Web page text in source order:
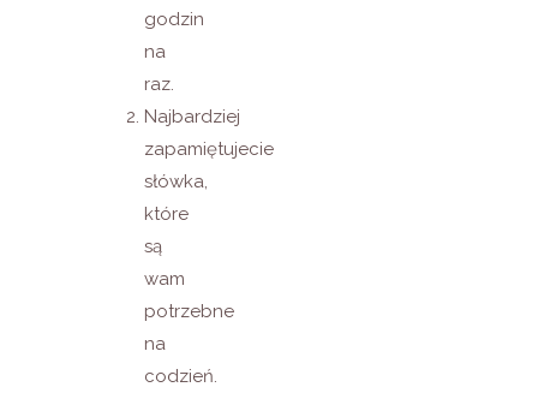
godzin
na
raz.
Najbardziej
zapamiętujecie
słówka,
które
są
wam
potrzebne
na
codzień.